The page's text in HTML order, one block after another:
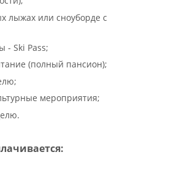
лыжах или сноуборде с
- Ski Pass;
(полный пансион);
мероприятия;